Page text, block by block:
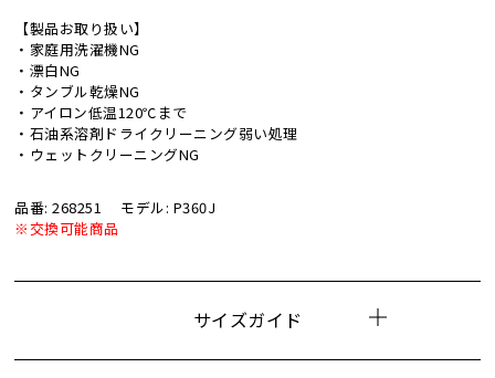
【製品お取り扱い】
・家庭用洗濯機NG
・漂白NG
・タンブル乾燥NG
・アイロン低温120℃まで
・石油系溶剤ドライクリーニング弱い処理
・ウェットクリーニングNG
品番: 268251
モデル: P360J
※交換可能商品
サイズガイド